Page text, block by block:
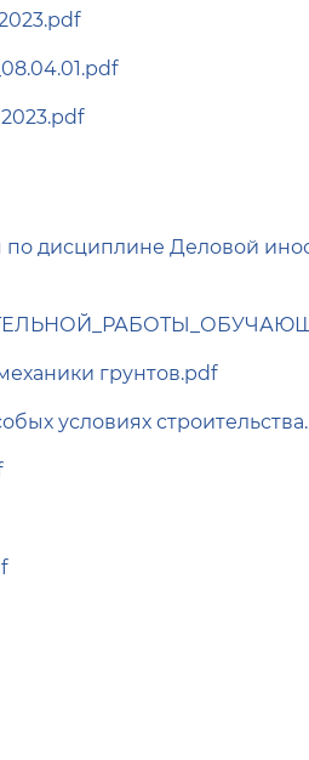
дисциплине Деловой
грунтов.pdf
условиях